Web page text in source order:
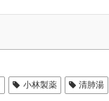
小林製薬 清肺湯